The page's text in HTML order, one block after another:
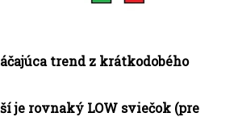
trend z krátkodobého
je rovnaký LOW sviečok (pre